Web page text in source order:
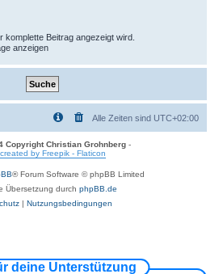
komplette Beitrag angezeigt wird.
anzeigen
Alle Zeiten sind UTC+02:00
Copyright Christian Grohnberg-
by Freepik - Flaticon
® Forum Software © phpBB Limited
Übersetzung durch phpBB.de
| Nutzungsbedingungen
deine Unterstützung